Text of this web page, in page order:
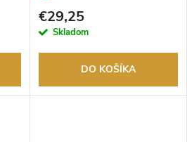
tovaru. Autorizovaný predajca.
€29,25
Skladom
DO KOŠÍKA